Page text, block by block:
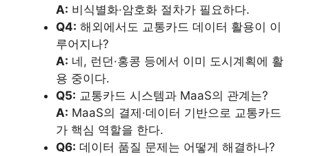
A: 비식별화·암호화 절차가 필요하다.
Q4: 해외에서도 교통카드 데이터 활용이 이
루어지나?
A: 네, 런던·홍콩 등에서 이미 도시계획에 활
용 중이다.
Q5: 교통카드 시스템과 MaaS의 관계는?
A: MaaS의 결제·데이터 기반으로 교통카드
가 핵심 역할을 한다.
Q6: 데이터 품질 문제는 어떻게 해결하나?